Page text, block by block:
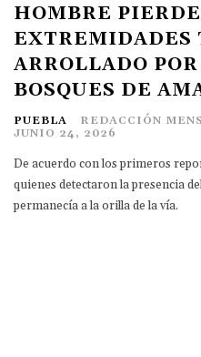
HOMBRE PIERDE
EXTREMIDADES
ARROLLADO
BOSQUES DE
PUEBLA REDACCIÓN
JUNIO 24, 2026
De acuerdo con los primeros
quienes detectaron la presencia
permanecía a la orilla de la vía.